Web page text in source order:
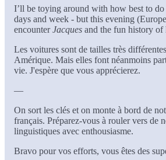
I’ll be toying around with how best to
days and week - but this evening
encounterJacques and the fun history of
Les voitures sont de tailles très
Amérique. Mais elles font néanmoins
vie. J'espère que vous apprécierez.
—
On sort les clés et on monte à bord de
français. Préparez-vous à rouler vers de
linguistiques avec enthousiasme.
Bravo pour vos efforts, vous êtes des